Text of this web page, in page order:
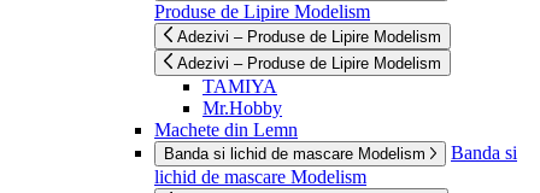
Produse de Lipire Modelism
Adezivi – Produse de Lipire Modelism
Adezivi – Produse de Lipire Modelism
TAMIYA
Mr.Hobby
Machete din Lemn
Banda si lichid de mascare Modelism
Banda si
lichid de mascare Modelism